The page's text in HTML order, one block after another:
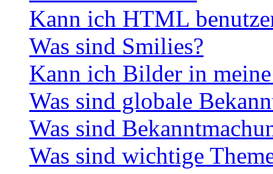
Kann ich HTML
Was sind Smilies?
Kann ich Bilder in
Was sind globale
Was sind
Was sind wichtige